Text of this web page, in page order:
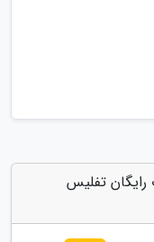
رایگان تفلیس